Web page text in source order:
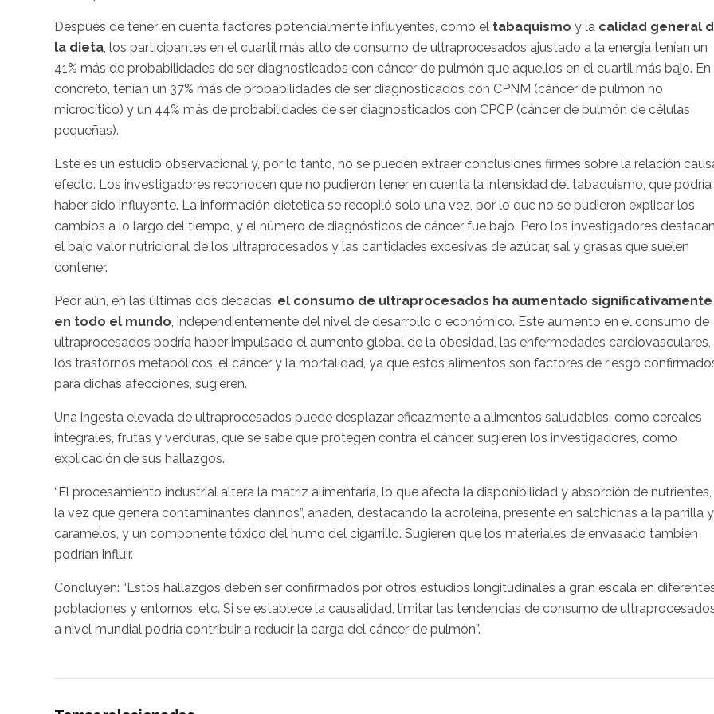
Después de tener en cuenta factores potencialmente influyentes, como el tabaquismo y la calidad general
la dieta, los participantes en el cuartil más alto de consumo de ultraprocesados ajustado a la energía tenían un
41% más de probabilidades de ser diagnosticados con cáncer de pulmón que aquellos en el cuartil más bajo. En
concreto, tenían un 37% más de probabilidades de ser diagnosticados con CPNM (cáncer de pulmón no
microcítico) y un 44% más de probabilidades de ser diagnosticados con CPCP (cáncer de pulmón de células
pequeñas).
Este es un estudio observacional y, por lo tanto, no se pueden extraer conclusiones firmes sobre la relación
efecto. Los investigadores reconocen que no pudieron tener en cuenta la intensidad del tabaquismo, que podría
haber sido influyente. La información dietética se recopiló solo una vez, por lo que no se pudieron explicar los
cambios a lo largo del tiempo, y el número de diagnósticos de cáncer fue bajo. Pero los investigadores destacan
el bajo valor nutricional de los ultraprocesados y las cantidades excesivas de azúcar, sal y grasas que suelen
contener.
Peor aún, en las últimas dos décadas, el consumo de ultraprocesados ha aumentado significativamente
en todo el mundo, independientemente del nivel de desarrollo o económico. Este aumento en el consumo de
ultraprocesados podría haber impulsado el aumento global de la obesidad, las enfermedades cardiovasculares,
los trastornos metabólicos, el cáncer y la mortalidad, ya que estos alimentos son factores de riesgo
para dichas afecciones, sugieren.
Una ingesta elevada de ultraprocesados puede desplazar eficazmente a alimentos saludables, como cereales
integrales, frutas y verduras, que se sabe que protegen contra el cáncer, sugieren los investigadores, como
explicación de sus hallazgos.
“El procesamiento industrial altera la matriz alimentaria, lo que afecta la disponibilidad y absorción de nutrientes,
la vez que genera contaminantes dañinos”, añaden, destacando la acroleína, presente en salchichas a la parrilla y
caramelos, y un componente tóxico del humo del cigarrillo. Sugieren que los materiales de envasado también
podrían influir.
Concluyen: “Estos hallazgos deben ser confirmados por otros estudios longitudinales a gran escala en
poblaciones y entornos, etc. Si se establece la causalidad, limitar las tendencias de consumo de
a nivel mundial podría contribuir a reducir la carga del cáncer de pulmón”.